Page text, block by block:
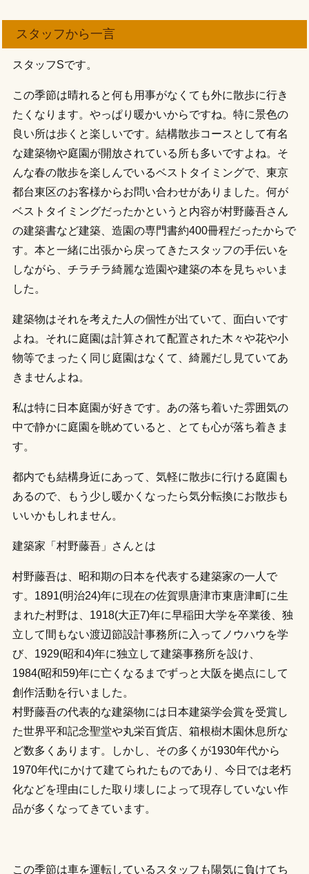
スタッフから一言
スタッフSです。
この季節は晴れると何も用事がなくても外に散歩に行き
たくなります。やっぱり暖かいからですね。特に景色の
良い所は歩くと楽しいです。結構散歩コースとして有名
な建築物や庭園が開放されている所も多いですよね。そ
んな春の散歩を楽しんでいるベストタイミングで、東京
都台東区のお客様からお問い合わせがありました。何が
ベストタイミングだったかというと内容が村野藤吾さん
の建築書など建築、造園の専門書約400冊程だったからで
す。本と一緒に出張から戻ってきたスタッフの手伝いを
しながら、チラチラ綺麗な造園や建築の本を見ちゃいま
した。
建築物はそれを考えた人の個性が出ていて、面白いです
よね。それに庭園は計算されて配置された木々や花や小
物等でまったく同じ庭園はなくて、綺麗だし見ていてあ
きませんよね。
私は特に日本庭園が好きです。あの落ち着いた雰囲気の
中で静かに庭園を眺めていると、とても心が落ち着きま
す。
都内でも結構身近にあって、気軽に散歩に行ける庭園も
あるので、もう少し暖かくなったら気分転換にお散歩も
いいかもしれません。
建築家「村野藤吾」さんとは
村野藤吾は、昭和期の日本を代表する建築家の一人で
す。1891(明治24)年に現在の佐賀県唐津市東唐津町に生
まれた村野は、1918(大正7)年に早稲田大学を卒業後、独
立して間もない渡辺節設計事務所に入ってノウハウを学
び、1929(昭和4)年に独立して建築事務所を設け、
1984(昭和59)年に亡くなるまでずっと大阪を拠点にして
創作活動を行いました。
村野藤吾の代表的な建築物には日本建築学会賞を受賞し
た世界平和記念聖堂や丸栄百貨店、箱根樹木園休息所な
ど数多くあります。しかし、その多くが1930年代から
1970年代にかけて建てられたものであり、今日では老朽
化などを理由にした取り壊しによって現存していない作
品が多くなってきています。
この季節は車を運転しているスタッフも陽気に負けてち